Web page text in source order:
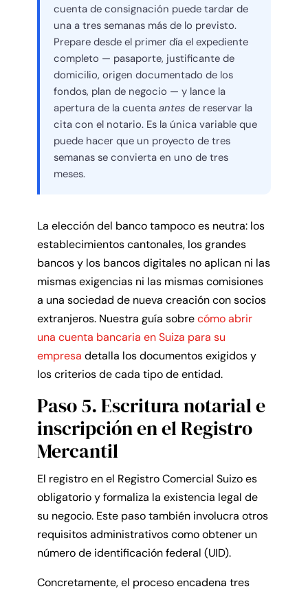
cuenta de consignación puede tardar de
una a tres semanas más de lo previsto.
Prepare desde el primer día el expediente
completo — pasaporte, justificante de
domicilio, origen documentado de los
fondos, plan de negocio — y lance la
apertura de la cuenta antes de reservar la
cita con el notario. Es la única variable que
puede hacer que un proyecto de tres
semanas se convierta en uno de tres
meses.
La elección del banco tampoco es neutra: los
establecimientos cantonales, los grandes
bancos y los bancos digitales no aplican ni las
mismas exigencias ni las mismas comisiones
a una sociedad de nueva creación con socios
extranjeros. Nuestra guía sobrecómo abrir
una cuenta bancaria en Suiza para su
empresa detalla los documentos exigidos y
los criterios de cada tipo de entidad.
Paso 5. Escritura notarial e
inscripción en el Registro
Mercantil
El registro en el Registro Comercial Suizo es
obligatorio y formaliza la existencia legal de
su negocio. Este paso también involucra otros
requisitos administrativos como obtener un
número de identificación federal (UID).
Concretamente, el proceso encadena tres